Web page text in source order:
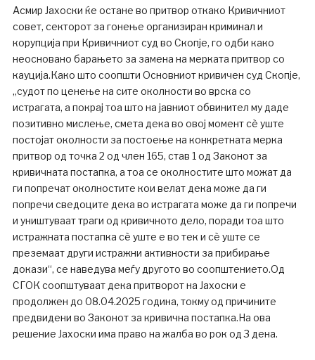
Асмир Јахоски ќе остане во притвор откако Кривичниот
совет, секторот за гонење организиран криминал и
корупција при Кривичниот суд во Скопје, го одби како
неосновано барањето за замена на мерката притвор со
кауција.Како што соопшти Основниот кривичен суд Скопје,
„судот по ценење на сите околности во врска со
истрагата, а покрај тоа што на јавниот обвинител му даде
позитивно мислење, смета дека во овој момент сè уште
постојат околности за постоење на конкретната мерка
притвор од точка 2 од член 165, став 1 од Законот за
кривичната постапка, а тоа се околностите што можат да
ги попречат околностите кои велат дека може да ги
попречи сведоците дека во истрагата може да ги попречи
и уништуваат траги од кривичното дело, поради тоа што
истражната постапка сè уште е во тек и сè уште се
преземаат други истражни активности за прибирање
докази“, се наведува меѓу другото во соопштението.Од
СГОК соопштуваат дека притворот на Јахоски е
продолжен до 08.04.2025 година, токму од причините
предвидени во Законот за кривична постапка.На ова
решение Јахоски има право на жалба во рок од 3 дена.